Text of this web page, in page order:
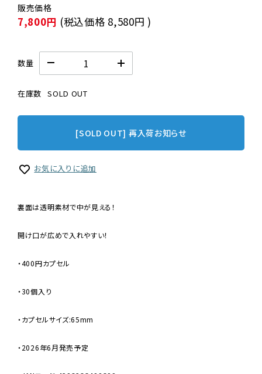
7,800円 (税込価格 8,580円 )
数量
在庫数 SOLD OUT
[SOLD OUT] 再入荷お知らせ
お気に入りに追加
裏面は透明素材で中が見える！
開け口が広めで入れやすい！
・400円カプセル
・30個入り
・カプセルサイズ:65mm
・2026年6月発売予定